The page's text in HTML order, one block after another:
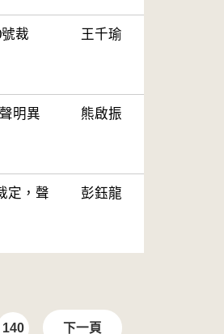
裁
王千瑜
明異
熊啟振
定，聲
彭鈺龍
140 下一頁